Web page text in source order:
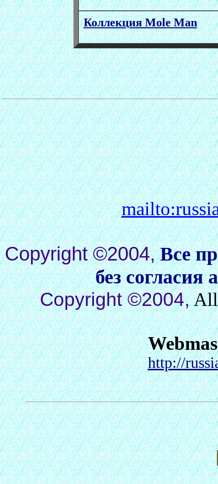
Коллекция Mole Man
Copyright ©2004, Все
без согласия
Copyright ©2004,All
http://